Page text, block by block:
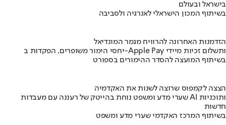
בישראל ובעולם
בשיתוף המכון הישראלי לאנרגיה ולסביבה
הזדמנות האחרונה להרוויח מגמר המונדיאל
יחסי הימור משופרים, הפקדות ב-Apple Pay ותשלום זכיות מיידי
בשיתוף המועצה להסדר ההימורים בספורט
הצצה לקמפוס שרוצה לשנות את האקדמיה
שערי מדע ומשפט נוחת בהייטק של רעננה עם מעבדות AI ותוכניות
חדשות
בשיתוף המרכז האקדמי שערי מדע ומשפט